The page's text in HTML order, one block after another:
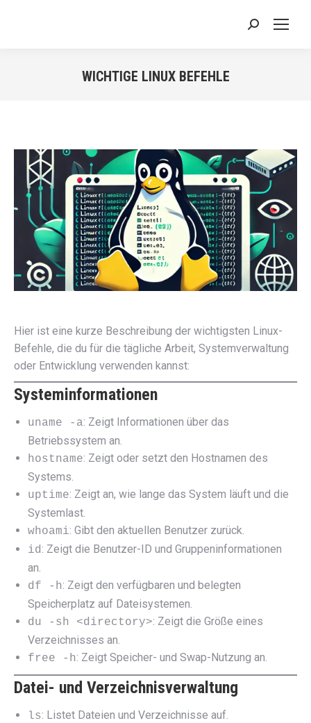
Search:
WICHTIGE LINUX BEFEHLE
Hier ist eine kurze Beschreibung der wichtigsten Linux-
Befehle, die du für die tägliche Arbeit, Systemverwaltung
oder Entwicklung verwenden kannst:
Systeminformationen
uname -a: Zeigt Informationen über das
Betriebssystem an.
hostname: Zeigt oder setzt den Hostnamen des
Systems.
uptime: Zeigt an, wie lange das System läuft und die
Systemlast.
whoami: Gibt den aktuellen Benutzer zurück.
id: Zeigt die Benutzer-ID und Gruppeninformationen
an.
df -h: Zeigt den verfügbaren und belegten
Speicherplatz auf Dateisystemen.
du -sh <directory>: Zeigt die Größe eines
Verzeichnisses an.
free -h: Zeigt Speicher- und Swap-Nutzung an.
Datei- und Verzeichnisverwaltung
ls: Listet Dateien und Verzeichnisse auf.